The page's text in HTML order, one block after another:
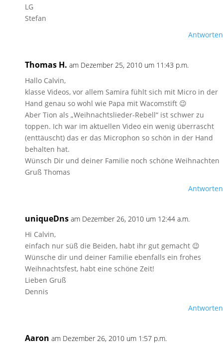
LG
Stefan
Antworten
Thomas H. am Dezember 25, 2010 um 11:43 p.m.
Hallo Calvin,
klasse Videos, vor allem Samira fühlt sich mit Micro in der
Hand genau so wohl wie Papa mit Wacomstift 😉
Aber Tion als „Weihnachtslieder-Rebell“ ist schwer zu
toppen. Ich war im aktuellen Video ein wenig überrascht
(enttäuscht) das er das Microphon so schön in der Hand
behalten hat.
Wünsch Dir und deiner Familie noch schöne Weihnachten
Gruß Thomas
Antworten
uniqueDns am Dezember 26, 2010 um 12:44 a.m.
Hi Calvin,
einfach nur süß die Beiden, habt ihr gut gemacht 😉
Wünsche dir und deiner Familie ebenfalls ein frohes
Weihnachtsfest, habt eine schöne Zeit!
Lieben Gruß
Dennis
Antworten
Aaron am Dezember 26, 2010 um 1:57 p.m.